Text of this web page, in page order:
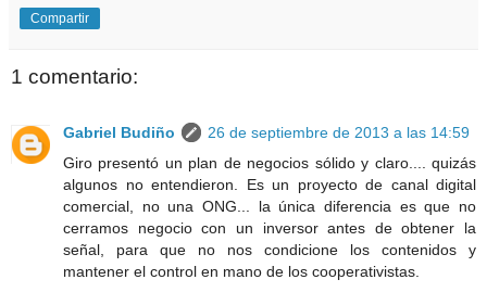
Compartir
1 comentario:
Gabriel Budiño
26 de septiembre de 2013 a las 14:59
Giro presentó un plan de negocios sólido y claro.... quizás
algunos no entendieron. Es un proyecto de canal digital
comercial, no una ONG... la única diferencia es que no
cerramos negocio con un inversor antes de obtener la
señal, para que no nos condicione los contenidos y
mantener el control en mano de los cooperativistas.